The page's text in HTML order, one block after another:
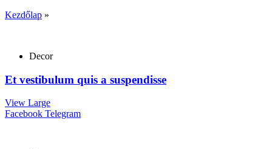
Kezdőlap »
Decor
Et vestibulum quis a suspendisse
View Large
Facebook Telegram